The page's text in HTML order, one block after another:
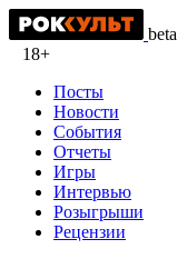
beta
18+
Посты
Новости
События
Отчеты
Игры
Интервью
Розыгрыши
Рецензии